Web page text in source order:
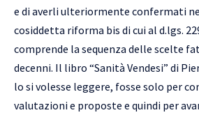
e di averli ulteriormente confermati
cosiddetta riforma bis di cui al d.lgs.
comprende la sequenza delle scelte
decenni. Il libro “Sanità Vendesi” di
lo si volesse leggere, fosse solo per
valutazioni e proposte e quindi per